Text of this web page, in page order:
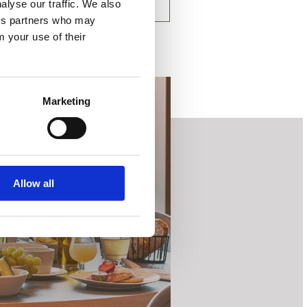
our traffic. We also
partners who may
your use of their
Marketing
Allow all
KONTAKT OS